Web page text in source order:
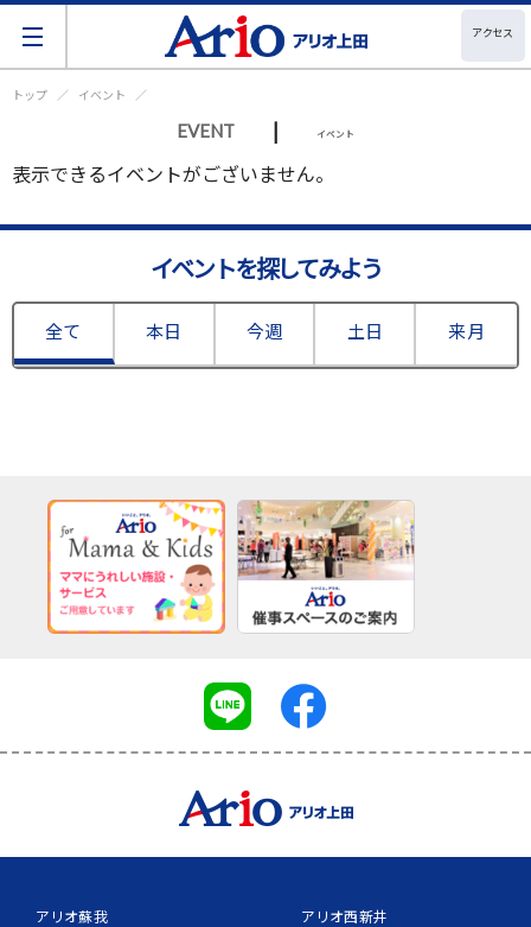
アクセス
トップ イベント
EVENT | イベント
表示できるイベントがございません。
イベントを探してみよう
全て 本日 今週 土日 来月
アリオ蘇我 アリオ西新井